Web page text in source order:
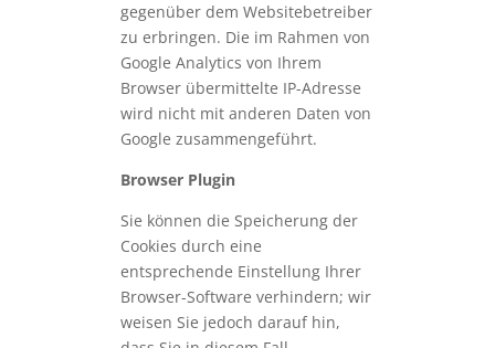
gegenüber dem Websitebetreiber
zu erbringen. Die im Rahmen von
Google Analytics von Ihrem
Browser übermittelte IP-Adresse
wird nicht mit anderen Daten von
Google zusammengeführt.
Browser Plugin
Sie können die Speicherung der
Cookies durch eine
entsprechende Einstellung Ihrer
Browser-Software verhindern; wir
weisen Sie jedoch darauf hin,